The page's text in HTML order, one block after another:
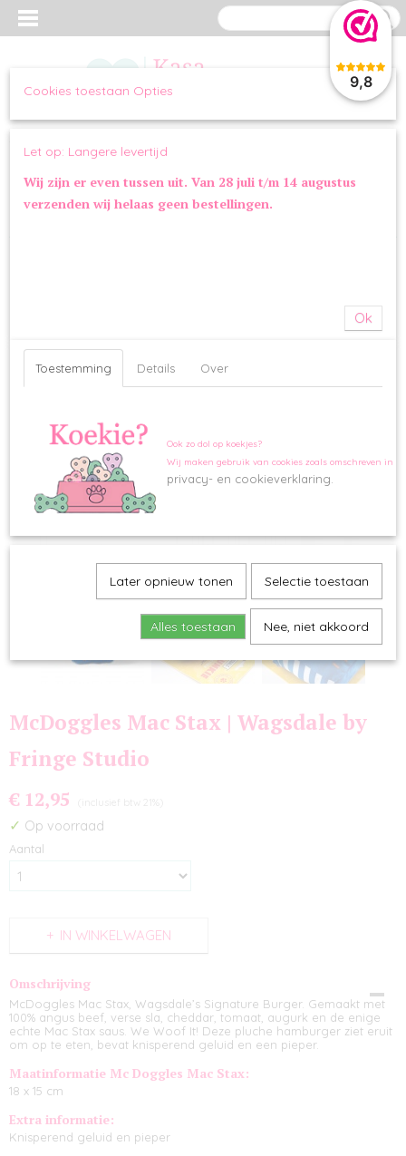
9,8
Inloggen
Home>OVERIG>SPEELGOED>McDoggles Mac Stax | Wagsdale
McDoggles Mac Stax | Wagsdale by
Fringe Studio
€ 12,95 (inclusief btw 21%)
✓ Op voorraad
Aantal
IN WINKELWAGEN
Omschrijving
McDoggles Mac Stax, Wagsdale’s Signature Burger. Gemaakt met
100% angus beef, verse sla, cheddar, tomaat, augurk en de enige
echte Mac Stax saus. We Woof It! Deze pluche hamburger ziet eruit
om op te eten, bevat knisperend geluid en een pieper.
Maatinformatie Mc Doggles Mac Stax:
18 x 15 cm
Extra informatie:
Knisperend geluid en pieper
Cookies toestaan Opties
Let op: Langere levertijd
Wij zijn er even tussen uit. Van 28 juli t/m 14 augustus
verzenden wij helaas geen bestellingen.
Ok
Toestemming Details Over
Ook zo dol op koekjes?
Wij maken gebruik van cookies zoals omschreven in
privacy- en cookieverklaring.
Later opnieuw tonen Selectie toestaan
Alles toestaan Nee, niet akkoord